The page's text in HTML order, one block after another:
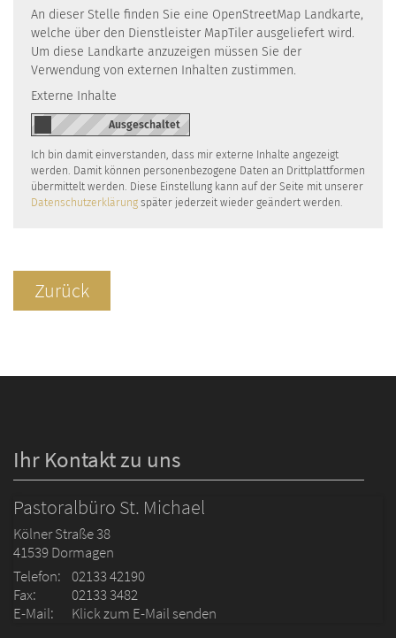
An dieser Stelle finden Sie eine OpenStreetMap Landkarte,
welche über den Dienstleister MapTiler ausgeliefert wird.
Um diese Landkarte anzuzeigen müssen Sie der
Verwendung von externen Inhalten zustimmen.
Externe Inhalte
Ich bin damit einverstanden, dass mir externe Inhalte angezeigt
werden. Damit können personenbezogene Daten an Drittplattformen
übermittelt werden. Diese Einstellung kann auf der Seite mit unserer
Datenschutzerklärung später jederzeit wieder geändert werden.
Zurück
Ihr Kontakt zu uns
Pastoralbüro St. Michael
Kölner Straße 38
41539Dormagen
Telefon: 02133 42190
Fax:
02133 3482
E-Mail:
Klick zum E-Mail senden